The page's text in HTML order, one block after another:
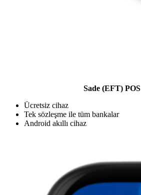
Sade (EFT) POS
Ücretsiz cihaz
Tek sözleşme ile tüm bankalar
Android akıllı cihaz